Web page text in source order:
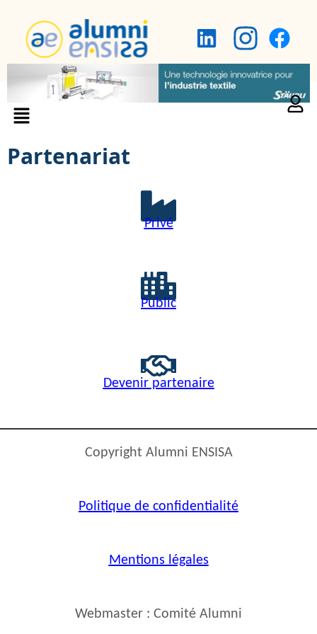
Partenariat
Privé
Public
Devenir partenaire
Copyright Alumni ENSISA
Politique de confidentialité
Mentions légales
Webmaster : Comité Alumni